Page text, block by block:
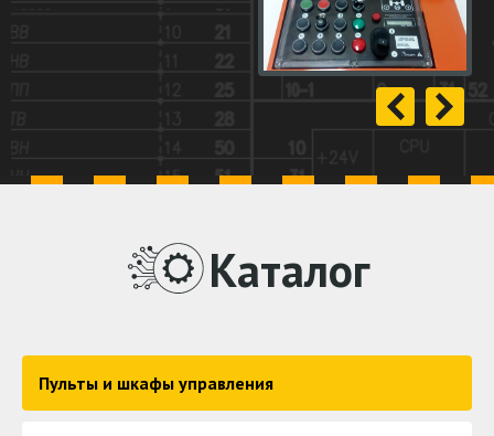
Каталог
Пульты и шкафы управления